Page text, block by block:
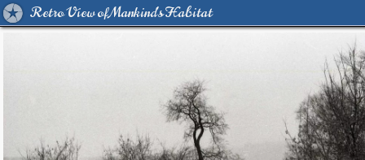
Retro View of Mankind's Habitat